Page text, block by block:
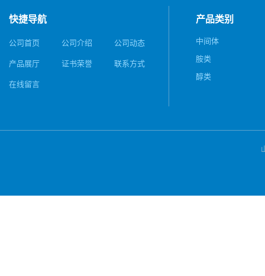
快捷导航
公司首页 公司介绍 公司动态
产品展厅 证书荣誉 联系方式
在线留言
产品类别
中间体
胺类
醇类